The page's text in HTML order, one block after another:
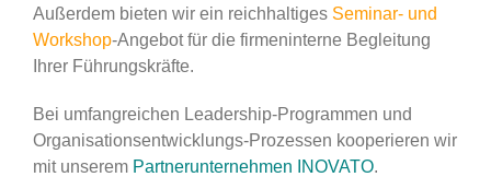
Außerdem bieten wir ein reichhaltiges Seminar- und
Workshop-Angebot für die firmeninterne Begleitung
Ihrer Führungskräfte.
Bei umfangreichen Leadership-Programmen und
Organisationsentwicklungs-Prozessen kooperieren wir
mit unserem Partnerunternehmen INOVATO.